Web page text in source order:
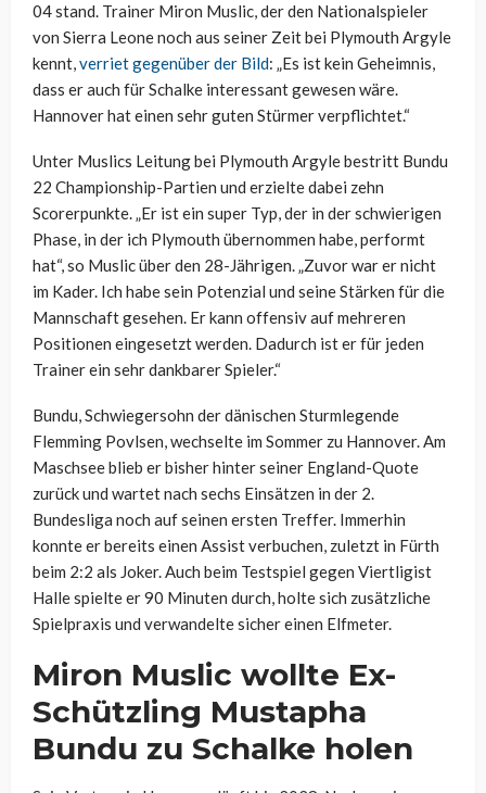
04 stand. Trainer Miron Muslic, der den Nationalspieler
von Sierra Leone noch aus seiner Zeit bei Plymouth Argyle
kennt,verriet gegenüber der Bild: „Es ist kein Geheimnis,
dass er auch für Schalke interessant gewesen wäre.
Hannover hat einen sehr guten Stürmer verpflichtet.“
Unter Muslics Leitung bei Plymouth Argyle bestritt Bundu
22 Championship-Partien und erzielte dabei zehn
Scorerpunkte. „Er ist ein super Typ, der in der schwierigen
Phase, in der ich Plymouth übernommen habe, performt
hat“, so Muslic über den 28-Jährigen. „Zuvor war er nicht
im Kader. Ich habe sein Potenzial und seine Stärken für die
Mannschaft gesehen. Er kann offensiv auf mehreren
Positionen eingesetzt werden. Dadurch ist er für jeden
Trainer ein sehr dankbarer Spieler.“
Bundu, Schwiegersohn der dänischen Sturmlegende
Flemming Povlsen, wechselte im Sommer zu Hannover. Am
Maschsee blieb er bisher hinter seiner England-Quote
zurück und wartet nach sechs Einsätzen in der 2.
Bundesliga noch auf seinen ersten Treffer. Immerhin
konnte er bereits einen Assist verbuchen, zuletzt in Fürth
beim 2:2 als Joker. Auch beim Testspiel gegen Viertligist
Halle spielte er 90 Minuten durch, holte sich zusätzliche
Spielpraxis und verwandelte sicher einen Elfmeter.
Miron Muslic wollte Ex-
Schützling Mustapha
Bundu zu Schalke holen